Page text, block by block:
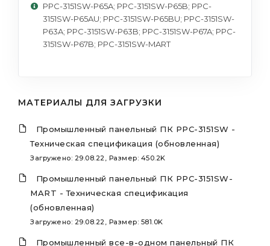
PPC-3151SW-P65A; PPC-3151SW-P65B; PPC-
3151SW-P65AU; PPC-3151SW-P65BU; PPC-3151SW-
P63A; PPC-3151SW-P63B; PPC-3151SW-P67A; PPC-
3151SW-P67B; PPC-3151SW-MART
МАТЕРИАЛЫ ДЛЯ ЗАГРУЗКИ
Промышленный панельный ПК PPC-3151SW -
Техническая спецификация (обновленная)
Загружено: 29.08.22, Размер: 450.2K
Промышленный панельный ПК PPC-3151SW-
MART - Техническая спецификация
(обновленная)
Загружено: 29.08.22, Размер: 581.0K
Промышленный все-в-одном панельный ПК